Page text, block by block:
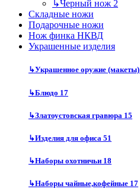
↳Черный нож 2
Складные ножи
Подарочные ножи
Нож финка НКВД
Украшенные изделия
↳Украшенное оружие (макеты)
↳Блюдо 17
↳Златоустовская гравюра 15
↳Изделия для офиса 51
↳Наборы охотничьи 18
↳Наборы чайные,кофейные 17